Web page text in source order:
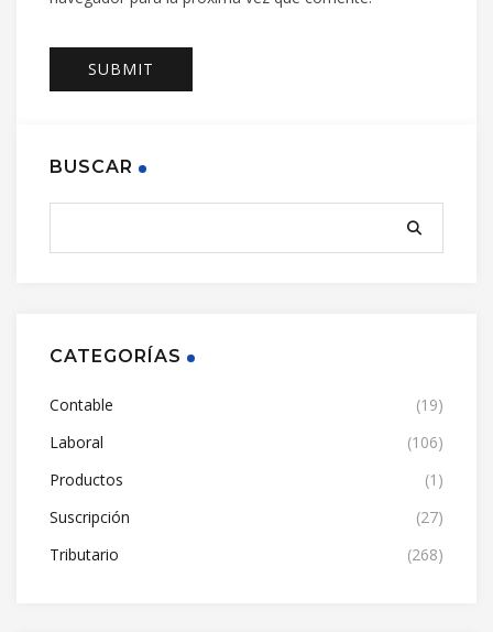
BUSCAR
CATEGORÍAS
Contable
(19)
Laboral
(106)
Productos
(1)
Suscripción
(27)
Tributario
(268)